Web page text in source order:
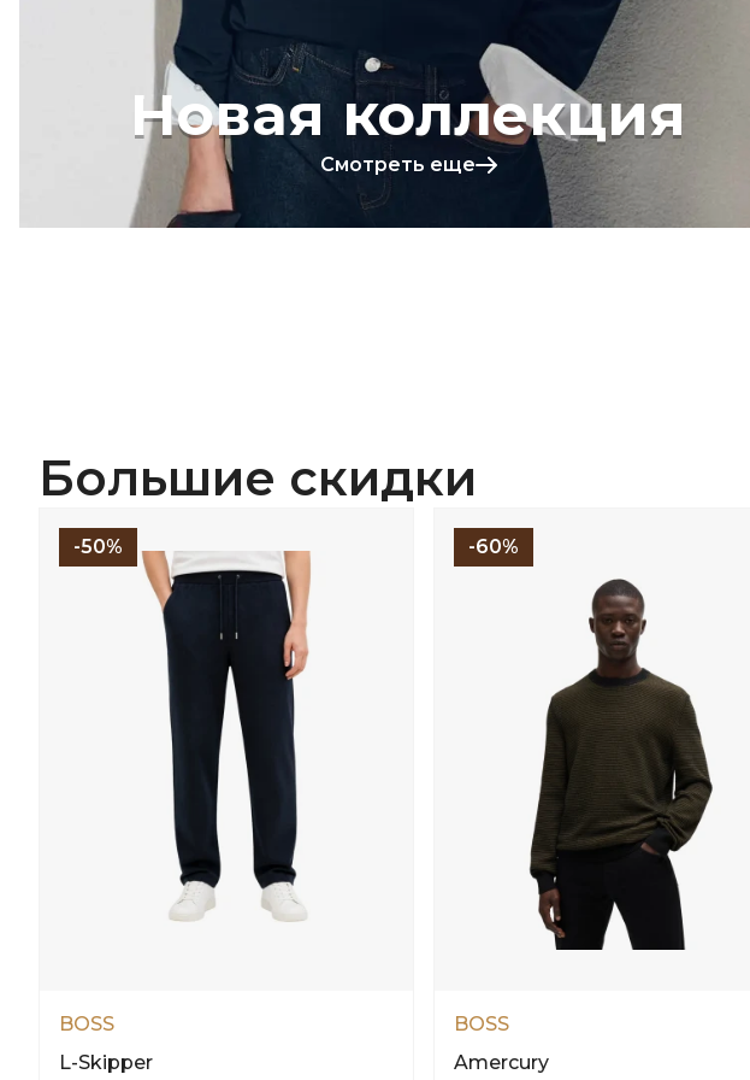
Новая коллекция
Смотреть еще
Большие скидки
-50%
BOSS
L-Skipper
-60%
BOSS
Amercury